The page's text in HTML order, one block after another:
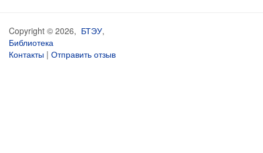
Copyright © 2026, БТЭУ,
Библиотека
Контакты | Отправить отзыв